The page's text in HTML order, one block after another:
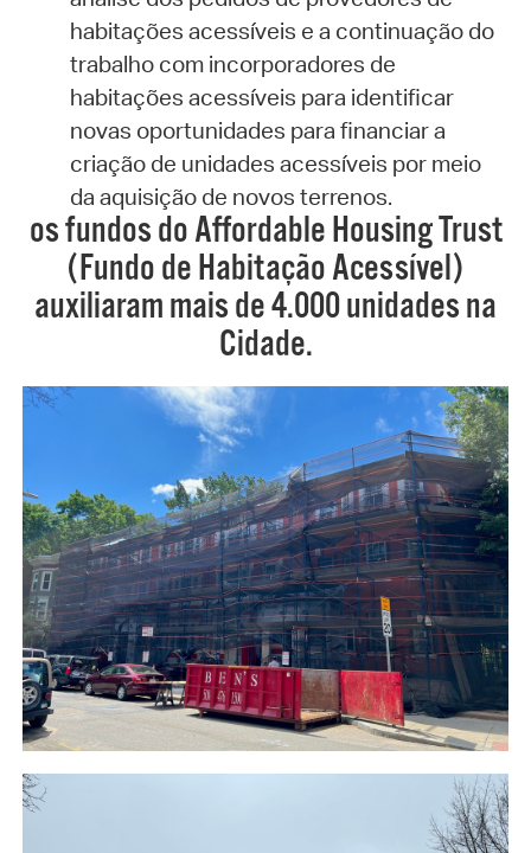
habitações acessíveis e a continuação do
trabalho com incorporadores de
habitações acessíveis para identificar
novas oportunidades para financiar a
criação de unidades acessíveis por meio
da aquisição de novos terrenos.
os fundos do Affordable Housing Trust
(Fundo de Habitação Acessível)
auxiliaram mais de 4.000 unidades na
Cidade.